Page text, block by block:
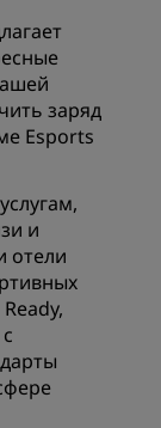
заряд
Esports
и
отели